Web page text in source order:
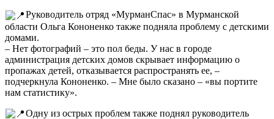
Руководитель отряд «МурманСпас» в Мурманской
области Ольга Кононенко также подняла проблему с детскими
домами.
– Нет фотографий – это пол беды. У нас в городе
администрация детских домов скрывает информацию о
пропажах детей, отказывается распространять ее, –
подчеркнула Кононенко. – Мне было сказано – «вы портите
нам статистику».
Одну из острых проблем также поднял руководитель